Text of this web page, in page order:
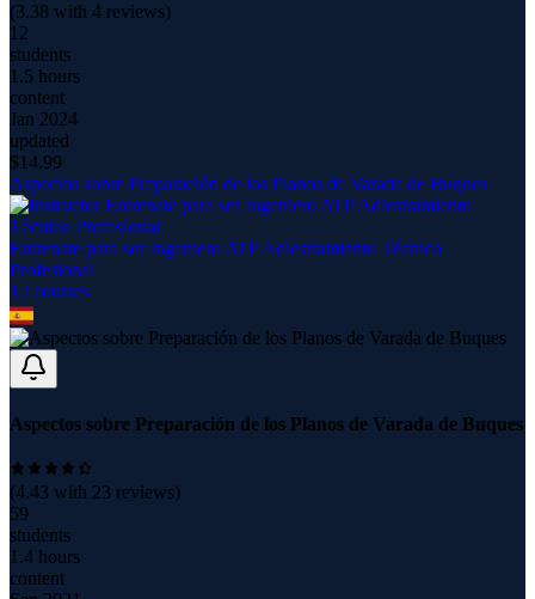
(3.38 with 4 reviews)
12
students
1.5 hours
content
Jan 2024
updated
$14.99
Aspectos sobre Preparación de los Planos de Varada de Buques
Entrenate para ser Ingeniero ATP Adiestramiento Técnico
Profesional
12 courses
Aspectos sobre Preparación de los Planos de Varada de Buques
(4.43 with 23 reviews)
59
students
1.4 hours
content